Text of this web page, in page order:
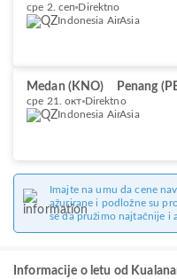
сре 2. сеп Direktno
Indonesia AirAsia
Medan (KNO) Penang
сре 21. окт Direktno
Indonesia AirAsia
Imajte na umu da cene
ažurirane i podložne su
se da pružimo najtačnije i
Informacije o letu od